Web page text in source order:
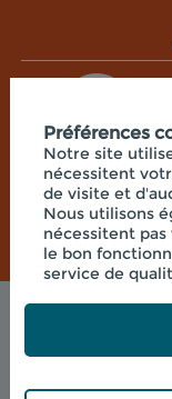
© 2026 -
Préférences
Notre site
nécessitent
de visite et
Nous utilisons
nécessitent
le bon
service de